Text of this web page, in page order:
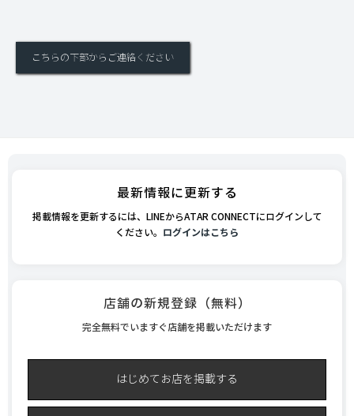
こちらの下部からご連絡ください
最新情報に更新する
掲載情報を更新するには、LINEからATAR CONNECTにログインして
ください。 ログインはこちら
店舗の新規登録（無料）
完全無料でいますぐ店舗を掲載いただけます
はじめてお店を掲載する